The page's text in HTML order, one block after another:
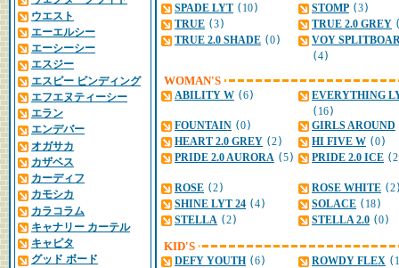
ウエスト
エーエルシー
エーシーシー
エスジー
エスピー ビンディング
エフエヌティーシー
エラン
エンデバー
オガサカ
カザベス
カーディフ
カモシカ
カラコラム
キャナリー カーテル
キャピタ
グッド ボード
SPADE LYT ( 10) STOMP (3)
TRUE (3) TRUE 2.0 GREY
TRUE 2.0 SHADE (0)
VOY
(4)
WOMAN'S
ABILITY W (6)
EVERYTHING
( 16)
FOUNTAIN (0) GIRLS AROUND
HEART 2.0 GREY (2) HI FIVE W (0)
PRIDE 2.0 AURORA (5) PRIDE 2.0 ICE (2
ROSE (2) ROSE WHITE (2
SHINE LYT 24 (4) SOLACE ( 18)
STELLA (2) STELLA 2.0 (0)
KID'S
DEFY YOUTH (6) ROWDY FLEX (